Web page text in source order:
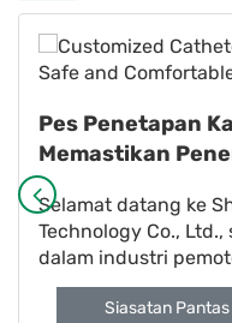
Pes Penetapan
Memastikan
Selamat dan
Selamat datang ke
Technology Co.,
dalam industri
dalam pengeluaran
Siasatan Pantas